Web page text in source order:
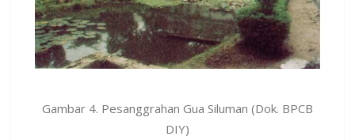
Gambar 4. Pesanggrahan Gua Siluman (Dok. BPCB
DIY)